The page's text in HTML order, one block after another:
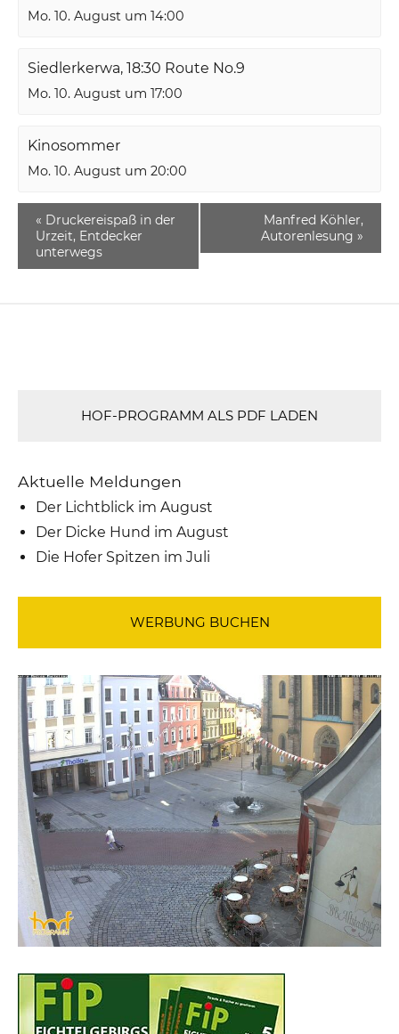
Mo. 10. August um 14:00
Siedlerkerwa, 18:30 Route No.9
Mo. 10. August um 17:00
Kinosommer
Mo. 10. August um 20:00
« Druckereispaß in der
Urzeit, Entdecker
unterwegs
Manfred Köhler,
Autorenlesung »
HOF-PROGRAMM ALS PDF LADEN
Aktuelle Meldungen
Der Lichtblick im August
Der Dicke Hund im August
Die Hofer Spitzen im Juli
WERBUNG BUCHEN